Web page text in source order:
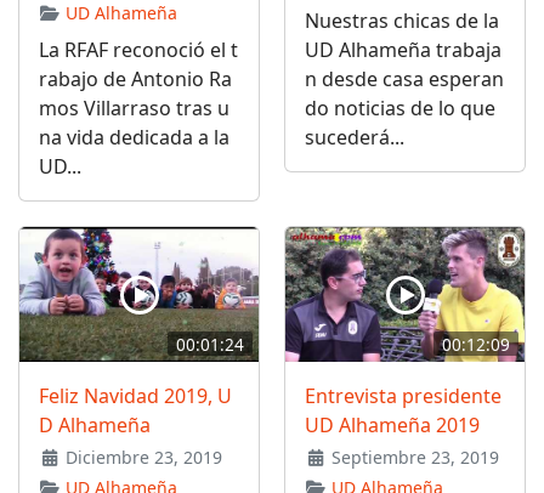
UD Alhameña
La RFAF reconoció el t
rabajo de Antonio Ra
mos Villarraso tras u
na vida dedicada a la
UD...
Nuestras chicas de la
UD Alhameña trabaja
n desde casa esperan
do noticias de lo que
sucederá...
00:01:24
Feliz Navidad 2019, U
D Alhameña
Diciembre 23, 2019
UD Alhameña
00:12:09
Entrevista presidente
UD Alhameña 2019
Septiembre 23, 2019
UD Alhameña